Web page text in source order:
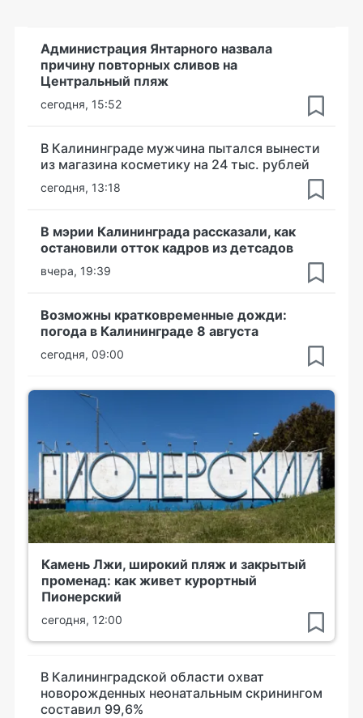
Администрация Янтарного назвала
причину повторных сливов на
Центральный пляж
сегодня, 15:52
В Калининграде мужчина пытался вынести
из магазина косметику на 24 тыс. рублей
сегодня, 13:18
В мэрии Калининграда рассказали, как
остановили отток кадров из детсадов
вчера, 19:39
Возможны кратковременные дожди:
погода в Калининграде 8 августа
сегодня, 09:00
Камень Лжи, широкий пляж и закрытый
променад: как живет курортный
Пионерский
сегодня, 12:00
В Калининградской области охват
новорожденных неонатальным скринингом
составил 99,6%